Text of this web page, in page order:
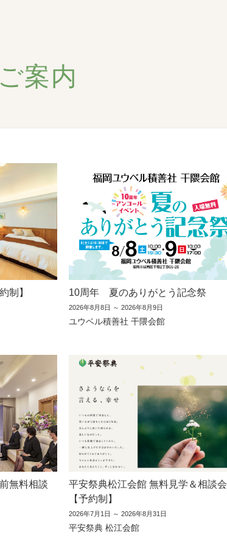
案内
制】 10周年 夏のありがとう記念祭
2026年8月8日 ～ 2026年8月9日
ユウベル積善社 干隈会館
無料相談
平安祭典松江会館 無料見学＆相談会
【予約制】
2026年7月1日 ～ 2026年8月31日
平安祭典 松江会館